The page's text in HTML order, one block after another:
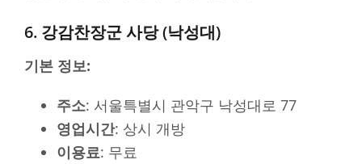
6. 강감찬장군 사당 (낙성대)
기본 정보:
주소: 서울특별시 관악구 낙성대로 77
영업시간: 상시 개방
이용료: 무료